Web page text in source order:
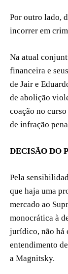
Por outro lado,
incorrer em
Na atual
financeira e
de Jair e
de abolição
coação no
de infração
DECISÃO DO
Pela
que haja uma
mercado ao
monocrática à
jurídico, não há
entendimento
a Magnitsky.